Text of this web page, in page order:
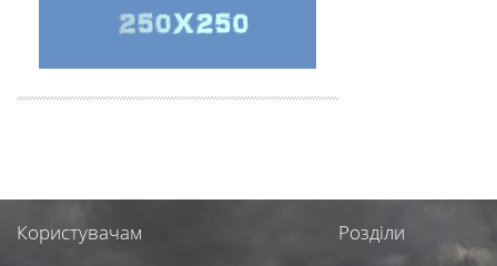
Користувачам Розділи